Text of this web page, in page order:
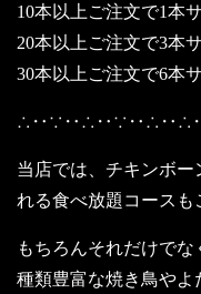
10本以上ご注文で1本
20本以上ご注文で3本
30本以上ご注文で6本
当店では、チキンボ
れる食べ放題コースも
もちろんそれだけでな
種類豊富な焼き鳥やよ